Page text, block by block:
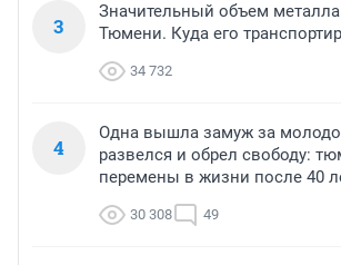
3
Значительный объем
Тюмени. Куда его
34 732
4
Одна вышла замуж за
развелся и обрел свободу:
перемены в жизни после 40
30 308 49